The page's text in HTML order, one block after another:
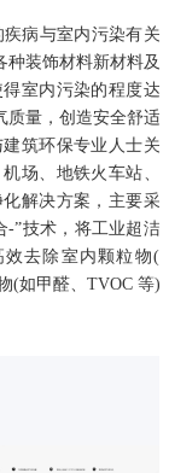
病与室内污染有关
种装饰材料新材料及
室内污染的程度达
质量，创造安全舒适
筑环保专业人士关
场、地铁火车站、
解决方案，主要采
-”技术，将工业超洁
去除室内颗粒物(
(如甲醛、TVOC 等)